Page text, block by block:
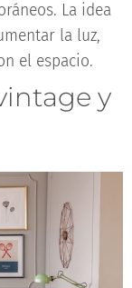
La idea
la luz,
el espacio.
y